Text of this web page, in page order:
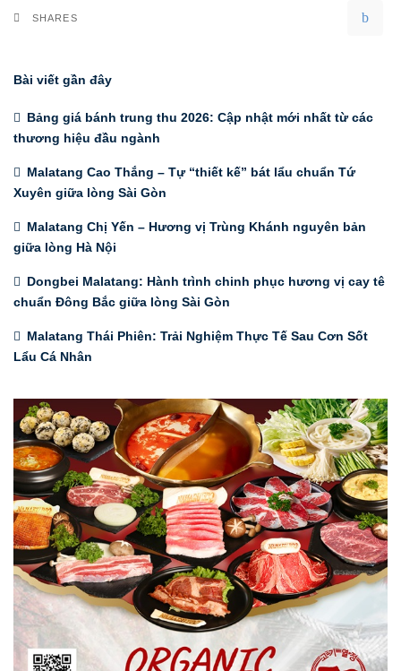
SHARES
Bài viết gần đây
Bảng giá bánh trung thu 2026: Cập nhật mới nhất từ các
thương hiệu đầu ngành
Malatang Cao Thắng – Tự “thiết kế” bát lẩu chuẩn Tứ
Xuyên giữa lòng Sài Gòn
Malatang Chị Yến – Hương vị Trùng Khánh nguyên bản
giữa lòng Hà Nội
Dongbei Malatang: Hành trình chinh phục hương vị cay tê
chuẩn Đông Bắc giữa lòng Sài Gòn
Malatang Thái Phiên: Trải Nghiệm Thực Tế Sau Cơn Sốt
Lẩu Cá Nhân